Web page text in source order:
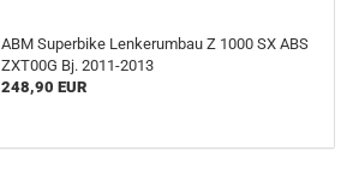
ABM Superbike Lenkerumbau Z 1000 SX ABS
ZXT00G Bj. 2011-2013
248,90 EUR